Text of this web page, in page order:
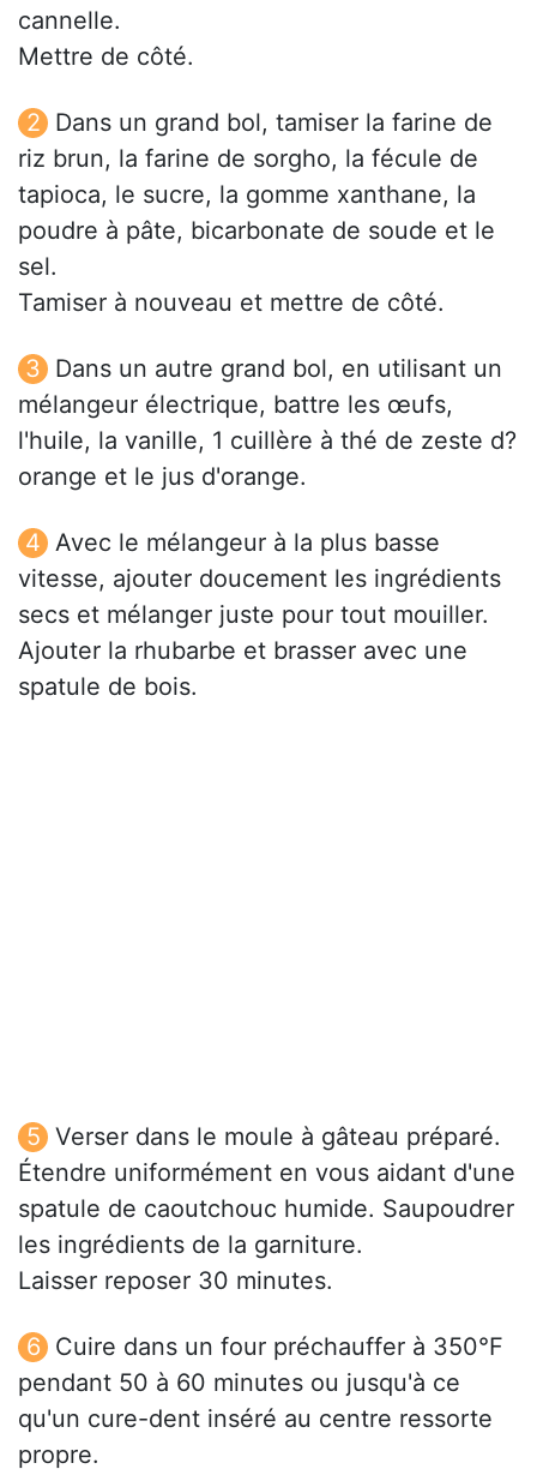
cannelle.
Mettre de côté.
Dans un grand bol, tamiser la farine de
riz brun, la farine de sorgho, la fécule de
tapioca, le sucre, la gomme xanthane, la
poudre à pâte, bicarbonate de soude et le
sel.
Tamiser à nouveau et mettre de côté.
Dans un autre grand bol, en utilisant un
mélangeur électrique, battre les œufs,
l'huile, la vanille, 1 cuillère à thé de zeste d?
orange et le jus d'orange.
Avec le mélangeur à la plus basse
vitesse, ajouter doucement les ingrédients
secs et mélanger juste pour tout mouiller.
Ajouter la rhubarbe et brasser avec une
spatule de bois.
Verser dans le moule à gâteau préparé.
Étendre uniformément en vous aidant d'une
spatule de caoutchouc humide. Saupoudrer
les ingrédients de la garniture.
Laisser reposer 30 minutes.
Cuire dans un four préchauffer à 350°F
pendant 50 à 60 minutes ou jusqu'à ce
qu'un cure-dent inséré au centre ressorte
propre.